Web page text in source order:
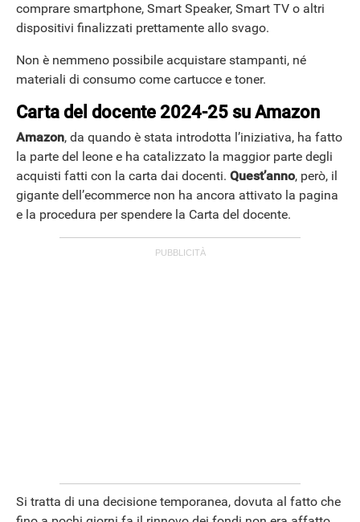
comprare smartphone, Smart Speaker, Smart TV o altri
dispositivi finalizzati prettamente allo svago.
Non è nemmeno possibile acquistare stampanti, né
materiali di consumo come cartucce e toner.
Carta del docente 2024-25 su Amazon
Amazon, da quando è stata introdotta l’iniziativa, ha fatto
la parte del leone e ha catalizzato la maggior parte degli
acquisti fatti con la carta dai docenti. Quest’anno, però, il
gigante dell’ecommerce non ha ancora attivato la pagina
e la procedura per spendere la Carta del docente.
Si tratta di una decisione temporanea, dovuta al fatto che